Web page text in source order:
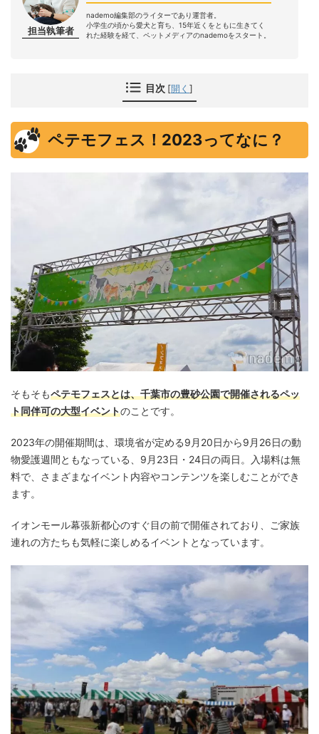
担当執筆者
nademo編集部のライターであり運営者。
小学生の頃から愛犬と育ち、15年近くをともに生きてく
れた経験を経て、ペットメディアのnademoをスタート。
目次 [開く ]
ペテモフェス！2023ってなに？
そもそもペテモフェスとは、千葉市の豊砂公園で開催されるペッ
ト同伴可の大型イベントのことです。
2023年の開催期間は、環境省が定める9月20日から9月26日の動
物愛護週間ともなっている、9月23日・24日の両日。入場料は無
料で、さまざまなイベント内容やコンテンツを楽しむことができ
ます。
イオンモール幕張新都心のすぐ目の前で開催されており、ご家族
連れの方たちも気軽に楽しめるイベントとなっています。